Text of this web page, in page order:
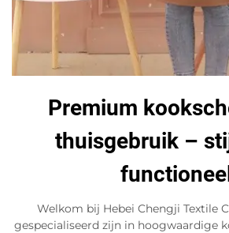
Premium
thuisgebruik –
Welkom bij Hebei Chengji Textile
gespecialiseerd zijn in hoogwaardige